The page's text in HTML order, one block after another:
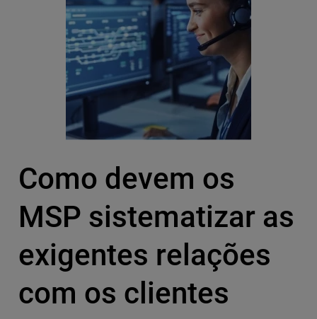
Como devem os
MSP sistematizar as
exigentes relações
com os clientes